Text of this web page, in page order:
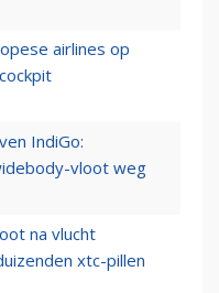
airlines op
IndiGo:
vloot weg
na vlucht
xtc-pillen